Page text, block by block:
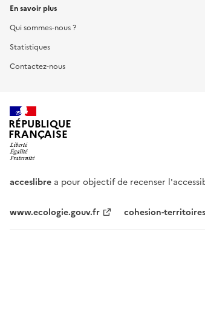
En savoir plus
Qui sommes-nous ?
Statistiques
Contactez-nous
RÉPUBLIQUE
FRANÇAISE
acceslibre a pour objectif de recenser
www.ecologie.gouv.fr cohesion-